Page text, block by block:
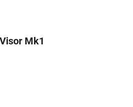
Mk1